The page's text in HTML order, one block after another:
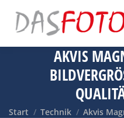
AKVIS
Sie befinden sich hier:
Start Technik Akvis